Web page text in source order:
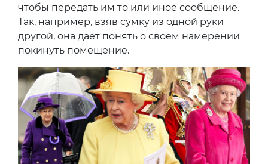
чтобы передать им то или иное сообщение.
Так, например, взяв сумку из одной руки
другой, она дает понять о своем намерении
покинуть помещение.